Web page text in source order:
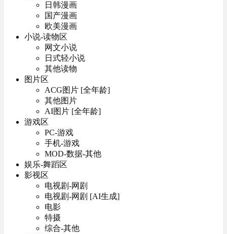
日韩漫画
国产漫画
欧美漫画
小说-读物区
网文小说
日式轻小说
其他读物
图片区
ACG图片 [全年龄]
其他图片
AI图片 [全年龄]
游戏区
PC-游戏
手机-游戏
MOD-数据-其他
娱乐-舞蹈区
影视区
电视剧-网剧
电视剧-网剧 [AI生成]
电影
特摄
综合-其他